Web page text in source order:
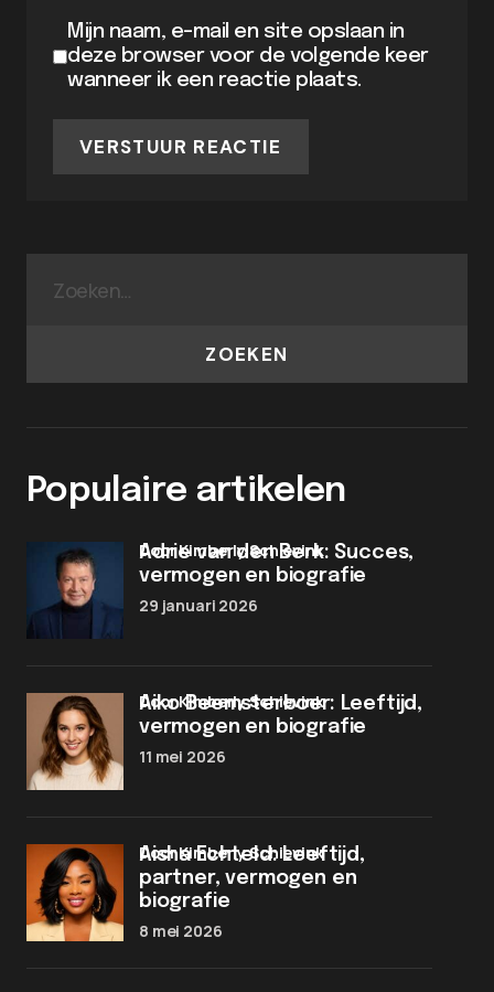
Mijn naam, e-mail en site opslaan in
deze browser voor de volgende keer
wanneer ik een reactie plaats.
VERSTUUR REACTIE
ZOEKEN
Populaire artikelen
Adrie van den Berk: Succes,
vermogen en biografie
door Kimberly Schievink
29 januari 2026
Aiko Beemsterboer: Leeftijd,
vermogen en biografie
door Kimberly Schievink
11 mei 2026
Aisha Echteld: Leeftijd,
partner, vermogen en
biografie
door Kimberly Schievink
8 mei 2026